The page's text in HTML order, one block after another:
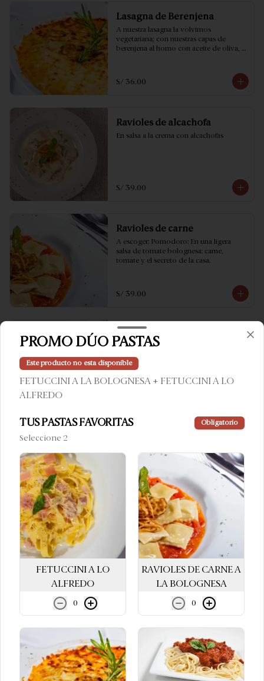
Lasagna de Berenjena
A nuestra lasagna la volvimos
vegetariana; con nuestras capas de
berenjena al horno con aceite de oliva,
S/ 36.00
Ravioles de alcachofa
En salsa a la crema con alcachofas
S/ 39.00
Ravioles de carne
A escoger: Pomodoro: En una ligera
salsa de tomate bolognesa: carne,
tomate y el secreto de la casa.
S/ 39.00
Lasagna Tradicional
La lasagna casera convencional con un
toque justo para convertirse en algo
extraordinario. Salsa bolognesa,
bechamel, mozzarella y parmesano
horneado lentamente.
Almendras
Bañado en una suave salsa de almendras
confitadas, tomates frescos, albahaca,
crema de leche y ajos.
S/ 42.00
Fetuccini con Ossobuco
Ossobuco a la limeña acompañado con
fetuccini a la crema.
S/ 49.00
Fetuccini con Lomo Saltado
En salsa a la crema acompañado de
lomo saltado estilo "Al Asador".
PROMO DÚO PASTAS
Este producto no esta disponible
FETUCCINI A LA BOLOGNESA + FETUCCINI A LO
ALFREDO
TUS PASTAS FAVORITAS Obligatorio
Seleccione 2
FETUCCINI A LO
ALFREDO
0
RAVIOLES DE CARNE A
LA BOLOGNESA
0